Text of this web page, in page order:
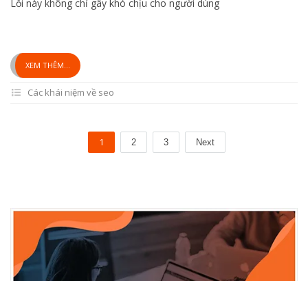
Lỗi này không chỉ gây khó chịu cho người dùng
XEM THÊM...
Các khái niệm về seo
1 2 3 Next